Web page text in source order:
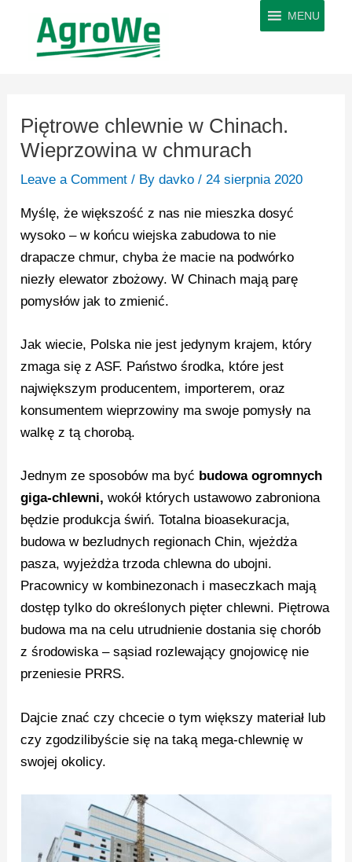
content
MENU
Piętrowe chlewnie w Chinach.
Wieprzowina w chmurach
Leave a Comment / Bydavko/24 sierpnia 2020
Myślę, że większość z nas nie mieszka dosyć
wysoko – w końcu wiejska zabudowa to nie
drapacze chmur, chyba że macie na podwórko
niezły elewator zbożowy. W Chinach mają parę
pomysłów jak to zmienić.
Jak wiecie, Polska nie jest jedynym krajem, który
zmaga się z ASF. Państwo środka, które jest
największym producentem, importerem, oraz
konsumentem wieprzowiny ma swoje pomysły na
walkę z tą chorobą.
Jednym ze sposobów ma być budowa ogromnych
giga-chlewni, wokół których ustawowo zabroniona
będzie produkcja świń. Totalna bioasekuracja,
budowa w bezludnych regionach Chin, wjeżdża
pasza, wyjeżdża trzoda chlewna do ubojni.
Pracownicy w kombinezonach i maseczkach mają
dostęp tylko do określonych pięter chlewni. Piętrowa
budowa ma na celu utrudnienie dostania się chorób
z środowiska – sąsiad rozlewający gnojowicę nie
przeniesie PRRS.
Dajcie znać czy chcecie o tym większy materiał lub
czy zgodzilibyście się na taką mega-chlewnię w
swojej okolicy.